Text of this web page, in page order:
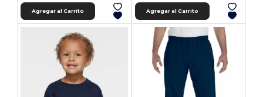
Agregar al Carrito Agregar al Carrito